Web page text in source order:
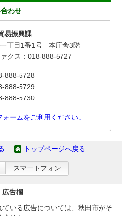
わせ
易振興課
丁目1番1号 本庁舎3階
クス：018-888-5727
888-5728
888-5729
888-5730
ームをご利用ください。
トップページへ戻る
スマートフォン
広告欄
いる広告については、秋田市がそ